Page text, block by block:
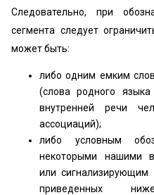
Следовательно, при
сегмента следует
может быть:
либо одним емким
(слова родного
внутренней речи
ассоциаций);
либо условным
некоторыми нашими
или сигнализирующим
приведенных